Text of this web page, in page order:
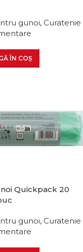
gunoi, Curatenie
ÎN COȘ
Quickpack 20
gunoi, Curatenie